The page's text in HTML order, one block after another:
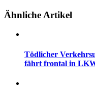
Ähnliche Artikel
Tödlicher
fährt frontal in